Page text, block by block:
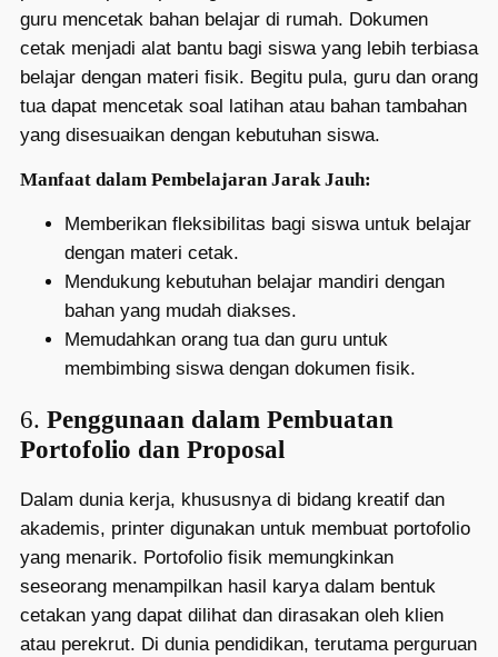
guru mencetak bahan belajar di rumah. Dokumen
cetak menjadi alat bantu bagi siswa yang lebih terbiasa
belajar dengan materi fisik. Begitu pula, guru dan orang
tua dapat mencetak soal latihan atau bahan tambahan
yang disesuaikan dengan kebutuhan siswa.
Manfaat dalam Pembelajaran Jarak Jauh:
Memberikan fleksibilitas bagi siswa untuk belajar
dengan materi cetak.
Mendukung kebutuhan belajar mandiri dengan
bahan yang mudah diakses.
Memudahkan orang tua dan guru untuk
membimbing siswa dengan dokumen fisik.
6. Penggunaan dalam Pembuatan
Portofolio dan Proposal
Dalam dunia kerja, khususnya di bidang kreatif dan
akademis, printer digunakan untuk membuat portofolio
yang menarik. Portofolio fisik memungkinkan
seseorang menampilkan hasil karya dalam bentuk
cetakan yang dapat dilihat dan dirasakan oleh klien
atau perekrut. Di dunia pendidikan, terutama perguruan